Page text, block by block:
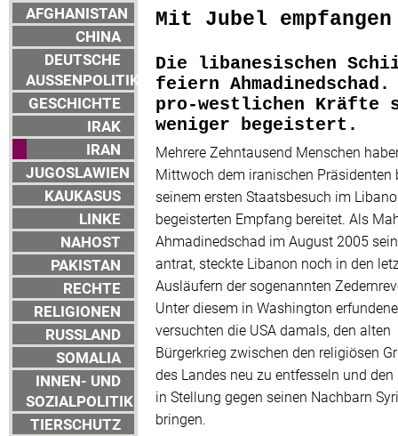
AFGHANISTAN
CHINA
DEUTSCHE
AUSSENPOLITIK
GESCHICHTE
IRAK
IRAN
JUGOSLAWIEN
KAUKASUS
LINKE
NAHOST
PAKISTAN
RECHTE
RELIGIONEN
RUSSLAND
SOMALIA
INNEN- UND
SOZIALPOLITIK
TIERSCHUTZ
Mit Jubel empfangen
Die libanesischen
feiern Ahmadinedschad.
pro-westlichen Kräfte
weniger begeistert.
Mehrere Zehntausend Menschen
Mittwoch dem iranischen Präsidenten
seinem ersten Staatsbesuch im
begeisterten Empfang bereitet. Als
Ahmadinedschad im August 2005
antrat, steckte Libanon noch in den
Ausläufern der sogenannten
Unter diesem in Washington
versuchten die USA damals, den alten
Bürgerkrieg zwischen den religiösen
des Landes neu zu entfesseln und
in Stellung gegen seinen Nachbarn
bringen.